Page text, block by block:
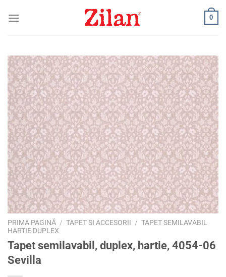
0
PRIMA PAGINĂ / TAPET SI ACCESORII / TAPET SEMILAVABIL
HARTIE DUPLEX
Tapet semilavabil, duplex, hartie, 4054-06
Sevilla